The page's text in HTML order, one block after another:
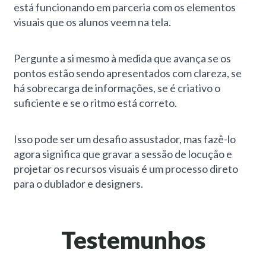
está funcionando em parceria com os elementos
visuais que os alunos veem na tela.
Pergunte a si mesmo à medida que avança se os
pontos estão sendo apresentados com clareza, se
há sobrecarga de informações, se é criativo o
suficiente e se o ritmo está correto.
Isso pode ser um desafio assustador, mas fazê-lo
agora significa que gravar a sessão de locução e
projetar os recursos visuais é um processo direto
para o dublador e designers.
Testemunhos